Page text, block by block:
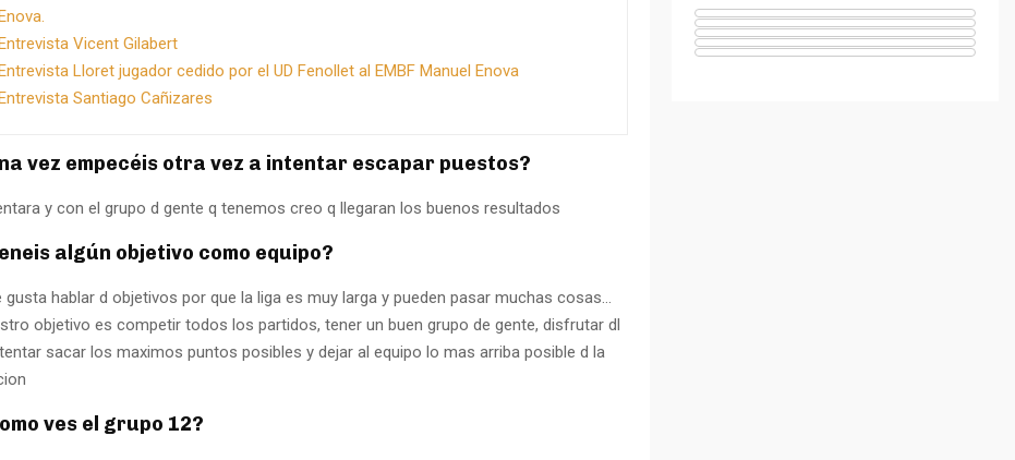
Vicent Gilabert
Lloret jugador cedido por el UD Fenollet al EMBF Manuel Enova
Santiago Cañizares
vez empecéis otra vez a intentar escapar puestos?
y con el grupo d gente q tenemos creo q llegaran los buenos resultados
algún objetivo como equipo?
gusta hablar d objetivos por que la liga es muy larga y pueden pasar muchas cosas…
objetivo es competir todos los partidos, tener un buen grupo de gente, disfrutar dl
sacar los maximos puntos posibles y dejar al equipo lo mas arriba posible d la
ves el grupo 12?